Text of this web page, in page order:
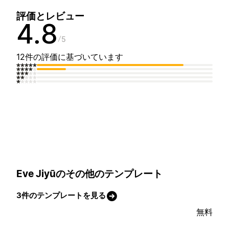
評価とレビュー
4.8 5
12件の評価に基づいています
Eve Jiyūのその他のテンプレート
3件のテンプレートを見る
無料